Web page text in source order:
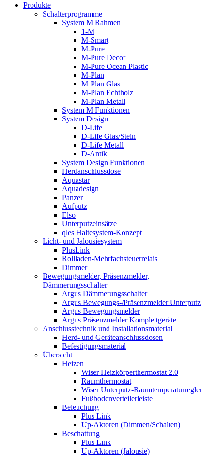
Produkte
Schalterprogramme
System M Rahmen
1-M
M-Smart
M-Pure
M-Pure Decor
M-Pure Ocean Plastic
M-Plan
M-Plan Glas
M-Plan Echtholz
M-Plan Metall
System M Funktionen
System Design
D-Life
D-Life Glas/Stein
D-Life Metall
D-Antik
System Design Funktionen
Herdanschlussdose
Aquastar
Aquadesign
Panzer
Aufputz
Elso
Unterputzeinsätze
qles Haltesystem-Konzept
Licht- und Jalousiesystem
PlusLink
Rollladen-Mehrfachsteuerrelais
Dimmer
Bewegungsmelder, Präsenzmelder,
Dämmerungsschalter
Argus Dämmerungsschalter
Argus Bewegungs-/Präsenzmelder Unterputz
Argus Bewegungsmelder
Argus Präsenzmelder Komplettgeräte
Anschlusstechnik und Installationsmaterial
Herd- und Geräteanschlussdosen
Befestigungsmaterial
Übersicht
Heizen
Wiser Heizkörperthermostat 2.0
Raumthermostat
Wiser Unterputz-Raumtemperaturregler
Fußbodenverteilerleiste
Beleuchung
Plus Link
Up-Aktoren (Dimmen/Schalten)
Beschattung
Plus Link
Up-Aktoren (Jalousie)